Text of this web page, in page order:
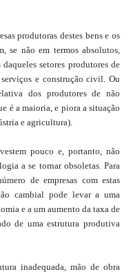
produtoras destes bens e os
se não em termos absolutos,
setores produtores de
e construção civil. Ou
dos produtores de não
é a maioria, e piora a situação
e agricultura).
pouco e, portanto, não
a se tornar obsoletas. Para
de empresas com estas
cambial pode levar a uma
e a um aumento da taxa de
de uma estrutura produtiva
inadequada, mão de obra